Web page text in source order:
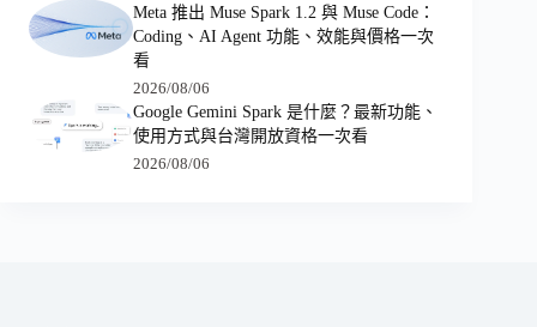
Meta 推出 Muse Spark 1.2 與 Muse Code：
Coding、AI Agent 功能、效能與價格一次
看
2026/08/06
Google Gemini Spark 是什麼？最新功能、
使用方式與台灣開放資格一次看
2026/08/06